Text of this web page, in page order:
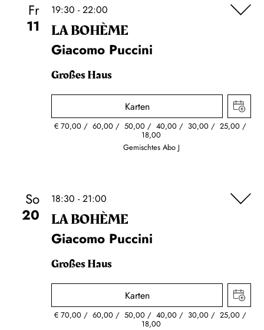
Fr
11
19:30 - 22:00
LA BOHÈME
Giacomo Puccini
Großes Haus
Karten
€ 70,00 60,00 50,00 40,00 30,00 25,00
18,00
Gemischtes Abo J
So
20
18:30 - 21:00
LA BOHÈME
Giacomo Puccini
Großes Haus
Karten
€ 70,00 60,00 50,00 40,00 30,00 25,00
18,00